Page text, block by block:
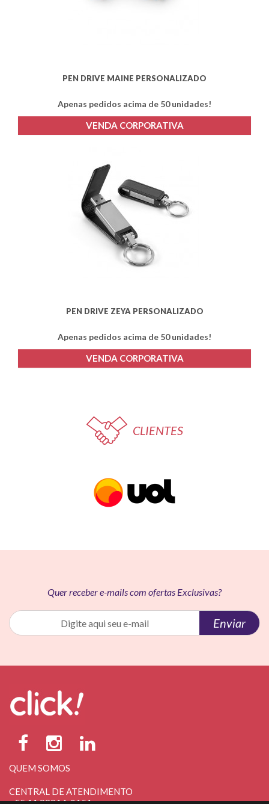
PEN DRIVE MAINE PERSONALIZADO
Apenas pedidos acima de 50 unidades!
VENDA CORPORATIVA
PEN DRIVE ZEYA PERSONALIZADO
Apenas pedidos acima de 50 unidades!
VENDA CORPORATIVA
CLIENTES
Quer receber e-mails com ofertas Exclusivas?
Enviar
QUEM SOMOS
CENTRAL DE ATENDIMENTO